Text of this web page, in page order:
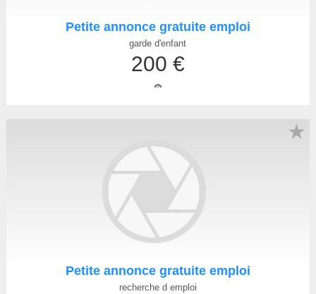
Petite annonce gratuite emploi
garde d'enfant
200 €
Petite annonce gratuite emploi
recherche d emploi
★